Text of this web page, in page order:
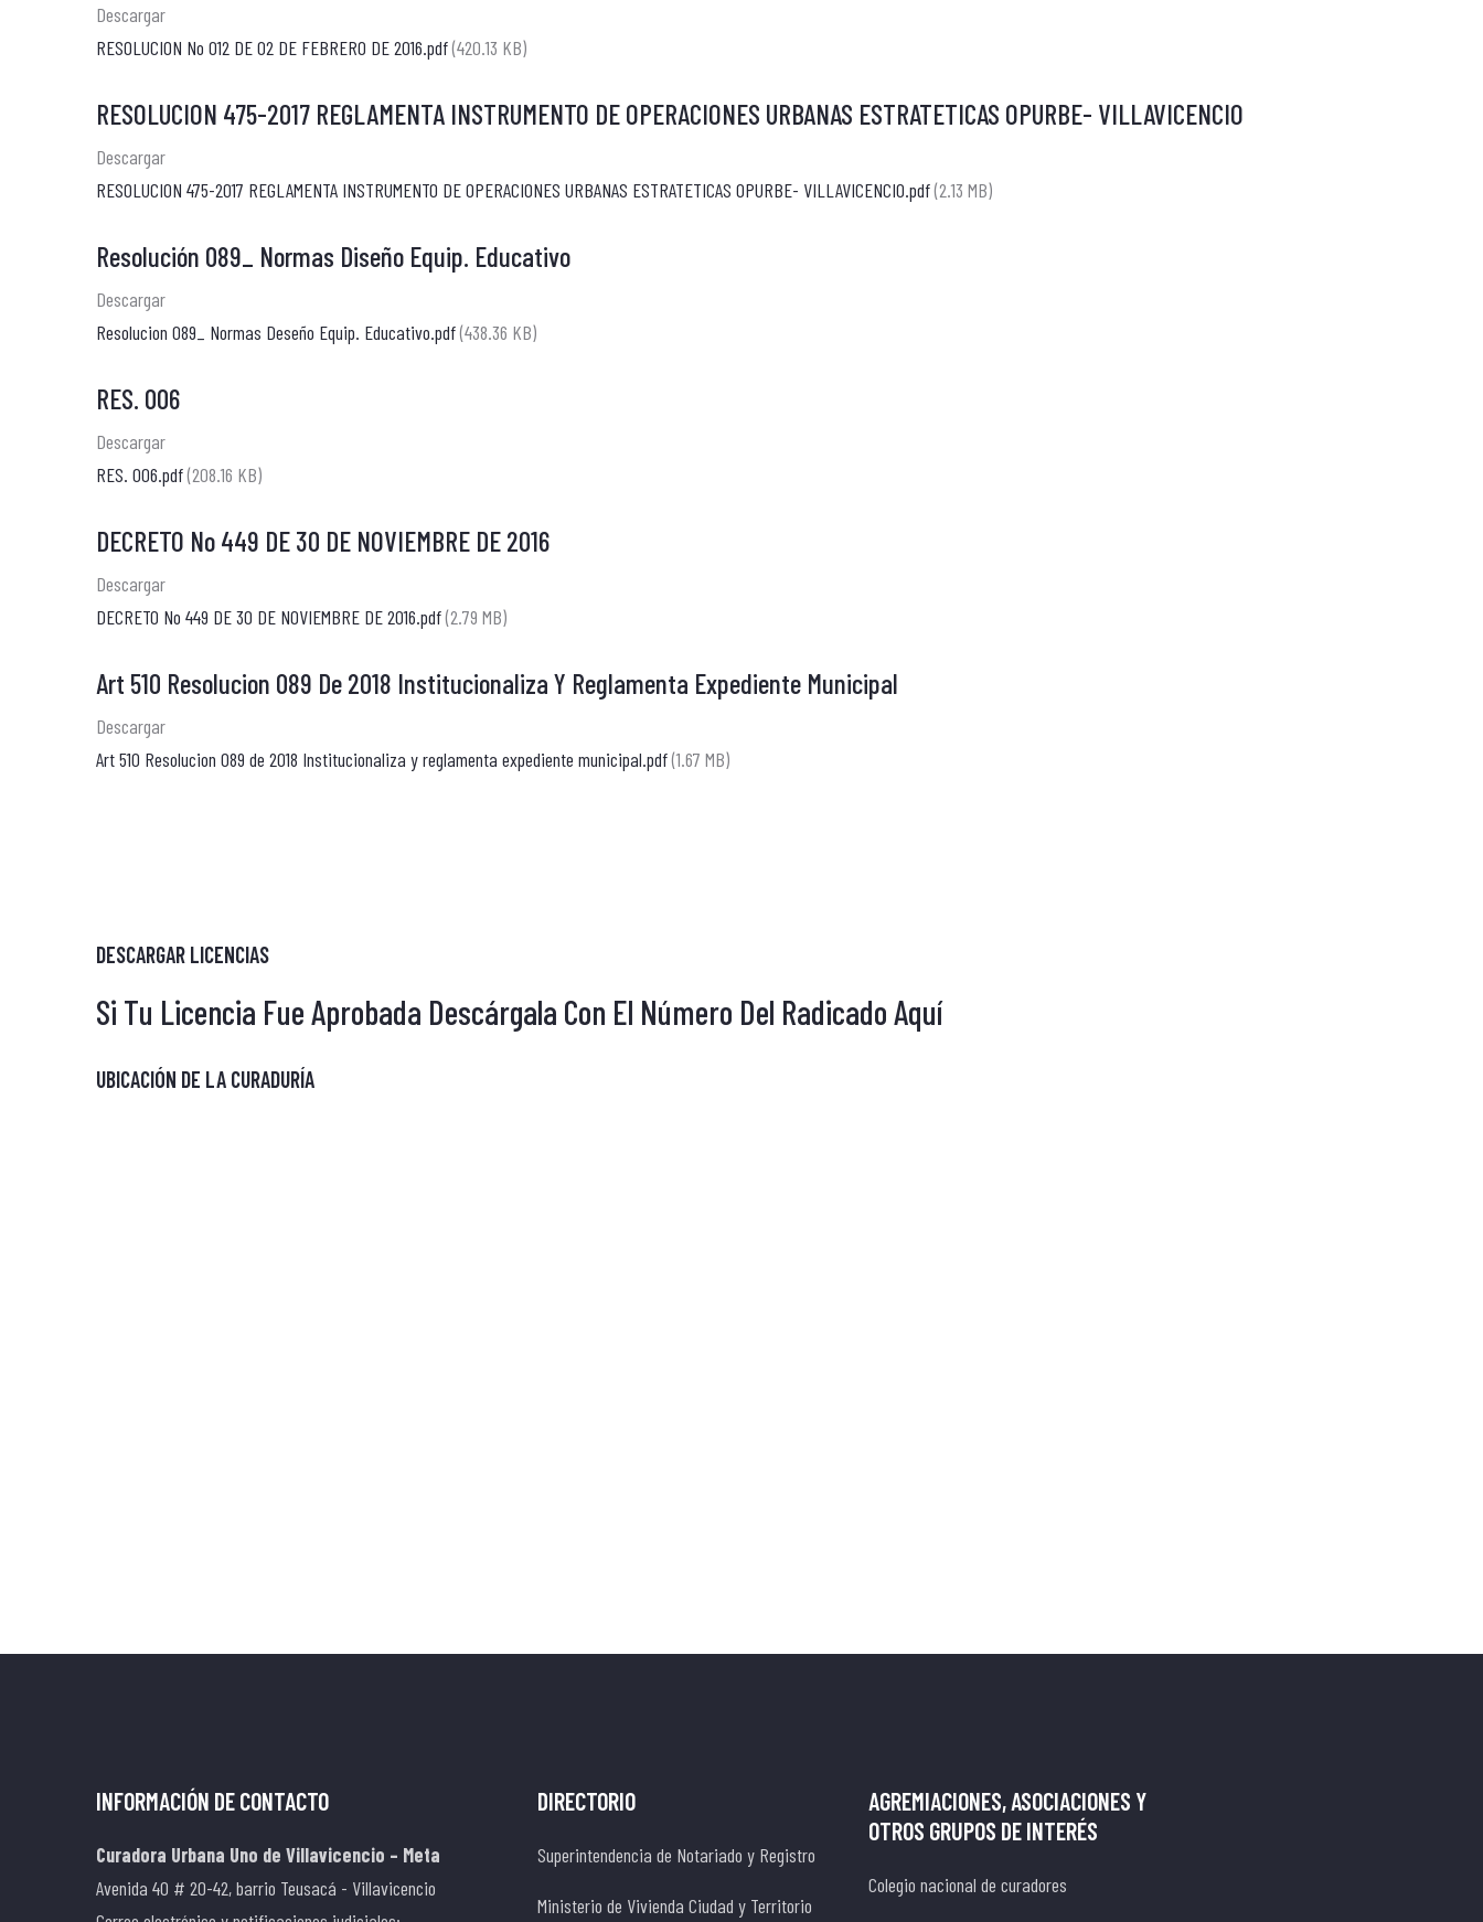
Descargar
RESOLUCION No 012 DE 02 DE FEBRERO DE 2016.pdf(420.13 KB)
RESOLUCION 475-2017 REGLAMENTA INSTRUMENTO DE OPERACIONES URBANAS ESTRATETICAS OPURBE- VILLAVICENCIO
Descargar
RESOLUCION 475-2017 REGLAMENTA INSTRUMENTO DE OPERACIONES URBANAS ESTRATETICAS OPURBE- VILLAVICENCIO.pdf(2.13 MB)
Resolución 089_ Normas Diseño Equip. Educativo
Descargar
Resolucion 089_ Normas Deseño Equip. Educativo.pdf(438.36 KB)
RES. 006
Descargar
RES. 006.pdf(208.16 KB)
DECRETO No 449 DE 30 DE NOVIEMBRE DE 2016
Descargar
DECRETO No 449 DE 30 DE NOVIEMBRE DE 2016.pdf(2.79 MB)
Art 510 Resolucion 089 De 2018 Institucionaliza Y Reglamenta Expediente Municipal
Descargar
Art 510 Resolucion 089 de 2018 Institucionaliza y reglamenta expediente municipal.pdf(1.67 MB)
DESCARGAR LICENCIAS
Si Tu Licencia Fue Aprobada Descárgala Con El Número Del Radicado Aquí
UBICACIÓN DE LA CURADURÍA
INFORMACIÓN DE CONTACTO
Curadora Urbana Uno de Villavicencio – Meta
Avenida 40 # 20-42, barrio Teusacá - Villavicencio
DIRECTORIO
Superintendencia de Notariado y Registro
Ministerio de Vivienda Ciudad y Territorio
AGREMIACIONES, ASOCIACIONES Y
OTROS GRUPOS DE INTERÉS
Colegio nacional de curadores